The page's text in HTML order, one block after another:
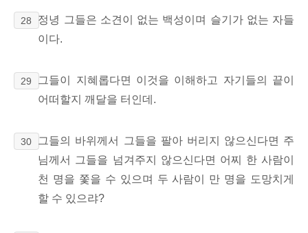
28
정녕 그들은 소견이 없는 백성이며 슬기가 없는 자들
이다.
29 그들이 지혜롭다면 이것을 이해하고 자기들의 끝이
어떠할지 깨달을 터인데.
30
그들의 바위께서 그들을 팔아 버리지 않으신다면 주
님께서 그들을 넘겨주지 않으신다면 어찌 한 사람이
천 명을 쫓을 수 있으며 두 사람이 만 명을 도망치게
할 수 있으랴?